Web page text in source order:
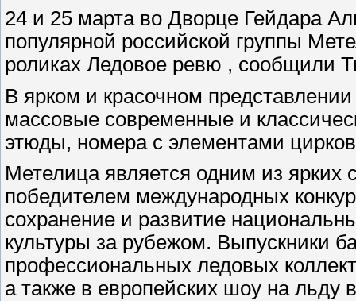
24 и 25 марта во Дворце Гейдара
популярной российской группы
роликах Ледовое ревю , сообщили
В ярком и красочном
массовые современные и
этюды, номера с элементами
Метелица является одним из ярких
победителем международных
сохранение и развитие
культуры за рубежом. Выпускники
профессиональных ледовых
а также в европейских шоу на льду